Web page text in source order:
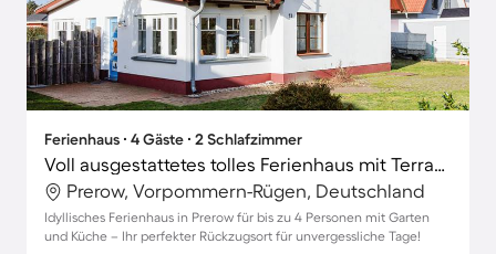
Ferienhaus ∙ 4 Gäste ∙ 2 Schlafzimmer
Voll ausgestattetes tolles Ferienhaus mit Terrasse und Garten | Hunde erlaubt
Prerow, Vorpommern-Rügen, Deutschland
Idyllisches Ferienhaus in Prerow für bis zu 4 Personen mit Garten
und Küche – Ihr perfekter Rückzugsort für unvergessliche Tage!